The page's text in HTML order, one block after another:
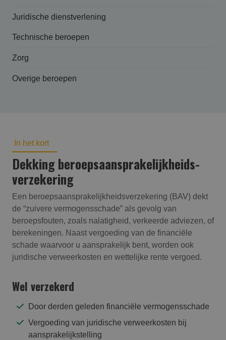
Juridische dienstverlening
Technische beroepen
Zorg
Overige beroepen
In het kort
Dekking beroepsaansprakelijk­heids­
verzekering
Een beroepsaansprakelijkheidsverzekering (BAV) dekt
de “zuivere vermogensschade” als gevolg van
beroepsfouten, zoals nalatigheid, verkeerde adviezen, of
berekeningen. Naast vergoeding van de financiële
schade waarvoor u aansprakelijk bent, worden ook
juridische verweerkosten en wettelijke rente vergoed.
Wel verzekerd
Door derden geleden financiële vermogensschade
Vergoeding van juridische verweerkosten bij
aansprakelijkstelling